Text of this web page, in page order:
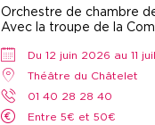
Orchestre de chambre
Avec la troupe de la
Du 12 juin 2026 au 11
Théâtre du Châtelet
01 40 28 28 40
Entre 5€ et 50€